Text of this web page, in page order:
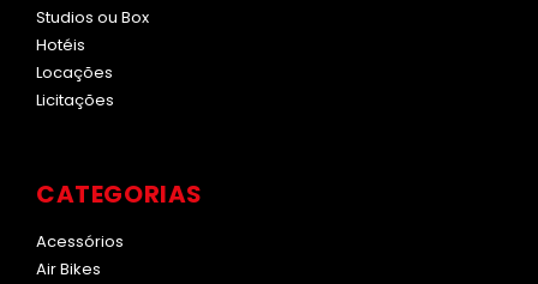
Studios ou Box
Hotéis
Locações
Licitações
CATEGORIAS
Acessórios
Air Bikes